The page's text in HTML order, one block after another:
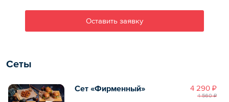
Оставить заявку
Сеты
4 290 ₽
4 560 ₽
Сет «Фирменный»